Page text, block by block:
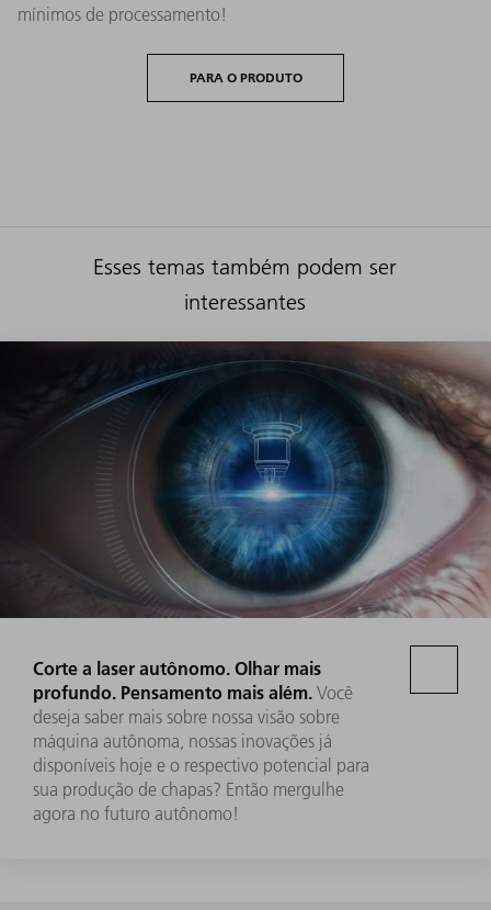
mínimos de processamento!
PARA O PRODUTO
Esses temas também podem ser
interessantes
Corte a laser autônomo. Olhar mais
profundo. Pensamento mais além. Você
deseja saber mais sobre nossa visão sobre
máquina autônoma, nossas inovações já
disponíveis hoje e o respectivo potencial para
sua produção de chapas? Então mergulhe
agora no futuro autônomo!